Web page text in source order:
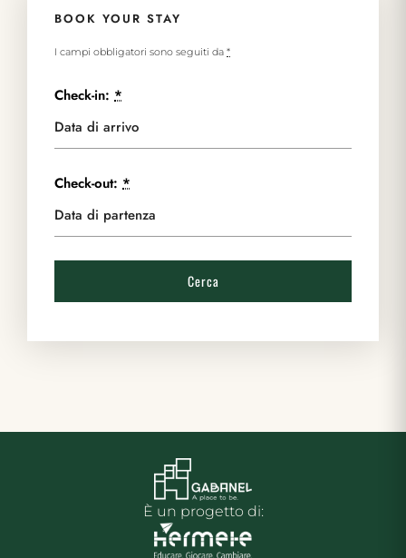
BOOK YOUR STAY
I campi obbligatori sono seguiti da *
Check-in: *
Check-out: *
È un progetto di: